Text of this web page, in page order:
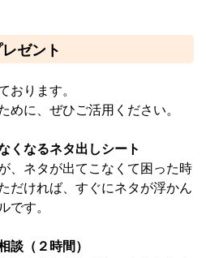
ゼント
おります。
めに、ぜひご活用ください。
くなるネタ出しシート
、ネタが出てこなくて困った時
だければ、すぐにネタが浮かん
です。
談（２時間）